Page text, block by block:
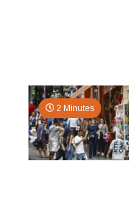
2 Minutes